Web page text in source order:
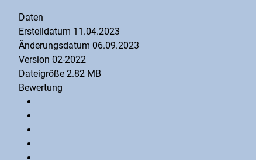
Daten
Erstelldatum 11.04.2023
Änderungsdatum 06.09.2023
Version 02-2022
Dateigröße 2.82 MB
Bewertung